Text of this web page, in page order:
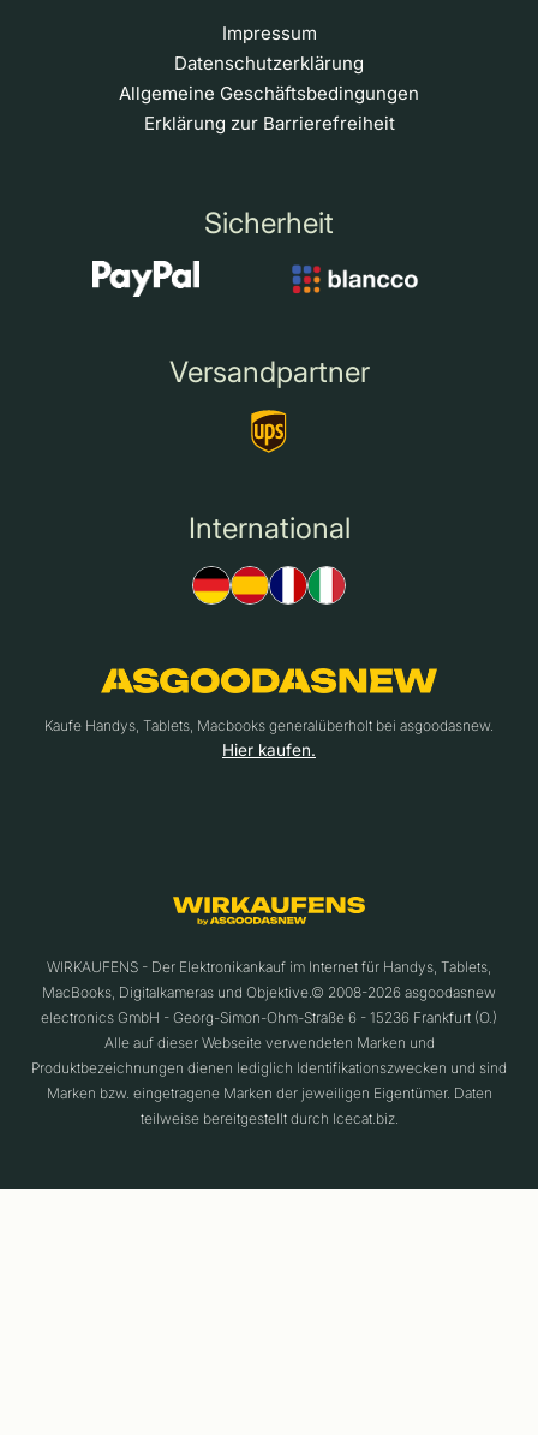
Impressum
Datenschutzerklärung
Allgemeine Geschäftsbedingungen
Erklärung zur Barrierefreiheit
Sicherheit
Versandpartner
International
Kaufe Handys, Tablets, Macbooks generalüberholt bei asgoodasnew.
Hier kaufen.
WIRKAUFENS - Der Elektronikankauf im Internet für Handys, Tablets,
MacBooks, Digitalkameras und Objektive.© 2008-2026 asgoodasnew
electronics GmbH - Georg-Simon-Ohm-Straße 6 - 15236 Frankfurt (O.)
Alle auf dieser Webseite verwendeten Marken und
Produktbezeichnungen dienen lediglich Identifikationszwecken und sind
Marken bzw. eingetragene Marken der jeweiligen Eigentümer. Daten
teilweise bereitgestellt durch Icecat.biz.